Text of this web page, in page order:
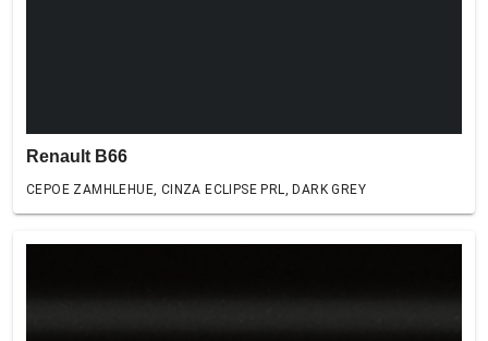
Renault B66
CEPOE ZAMHLEHUE, CINZA ECLIPSE PRL, DARK GREY